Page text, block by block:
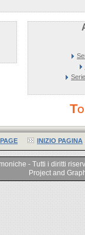
INIZIO PAGINA
- Tutti i diritti
Project and